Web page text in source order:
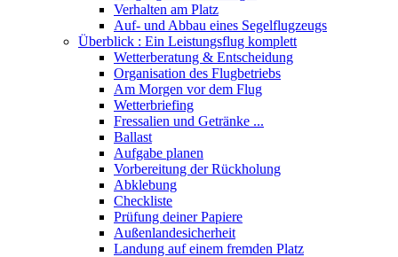
Verhalten am Platz
Auf- und Abbau eines Segelflugzeugs
Überblick : Ein Leistungsflug komplett
Wetterberatung & Entscheidung
Organisation des Flugbetriebs
Am Morgen vor dem Flug
Wetterbriefing
Fressalien und Getränke ...
Ballast
Aufgabe planen
Vorbereitung der Rückholung
Abklebung
Checkliste
Prüfung deiner Papiere
Außenlandesicherheit
Landung auf einem fremden Platz